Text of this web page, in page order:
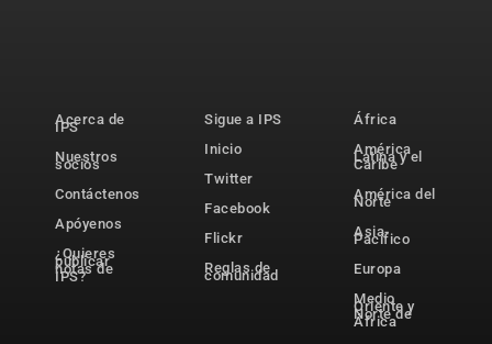
Acerca de
IPS
Nuestros
socios
Contáctenos
Apóyenos
¿Quieres
publicar
notas de
IPS?
Sigue a IPS
Inicio
Twitter
Facebook
Flickr
Reglas de
comunidad
África
América
Latina y el
Caribe
América del
Norte
Asia-
Pacífico
Europa
Medio
Oriente y
Norte de
África